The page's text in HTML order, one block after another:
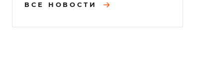
ВСЕ НОВОСТИ